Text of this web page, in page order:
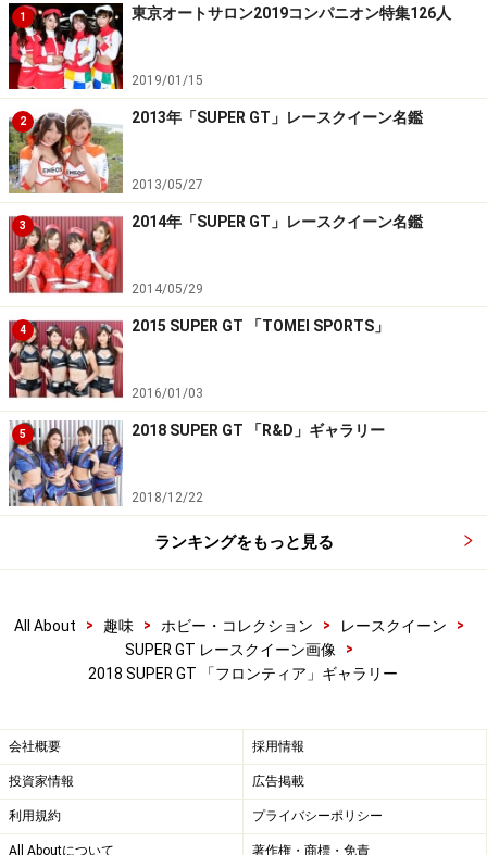
佐藤小春／フロンティアキューティーズ
佐藤小春／フロンティアキューティーズ
佐藤小春／フロンティアキューティーズ
佐藤小春／フロンティアキューティーズ
佐藤小春／フロンティアキューティーズ
1 東京オートサロン2019コンパニオン特集126人
2019/01/15
2 2013年「SUPER GT」レースクイーン名鑑
2013/05/27
3 2014年「SUPER GT」レースクイーン名鑑
2014/05/29
4 2015 SUPER GT 「TOMEI SPORTS」
2016/01/03
5 2018 SUPER GT 「R&D」ギャラリー
2018/12/22
ランキングをもっと見る
All About > 趣味 > ホビー・コレクション > レースクイーン
>
SUPER GT レースクイーン画像
>
2018 SUPER GT 「フロンティア」ギャラリー
会社概要 採用情報
投資家情報 広告掲載
利用規約 プライバシーポリシー
All Aboutについて 著作権・商標・免責